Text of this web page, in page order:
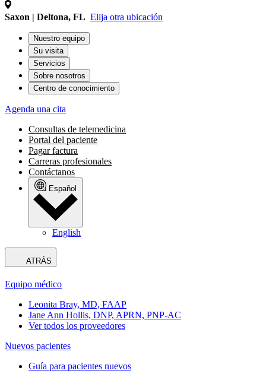
Saxon | Deltona, FL Elija otra ubicación
Nuestro equipo
Su visita
Servicios
Sobre nosotros
Centro de conocimiento
Agenda una cita
Consultas de telemedicina
Portal del paciente
Pagar factura
Carreras profesionales
Contáctanos
Español
English
ATRÁS
Equipo médico
Leonita Bray, MD, FAAP
Jane Ann Hollis, DNP, APRN, PNP-AC
Ver todos los proveedores
Nuevos pacientes
Guía para pacientes nuevos